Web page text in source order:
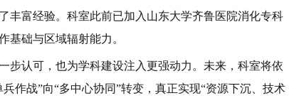
丰富经验。科室此前已加入山东大学齐鲁医院消化专科
基础与区域辐射能力。
步认可，也为学科建设注入更强动力。未来，科室将依
作战”向“多中心协同”转变，真正实现“资源下沉、技术